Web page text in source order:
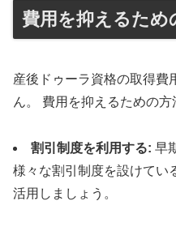
費用を抑えるため
産後ドゥーラ資格の取得費
ん。 費用を抑えるための方
割引制度を利用する: 早
様々な割引制度を設けてい
活用しましょう。